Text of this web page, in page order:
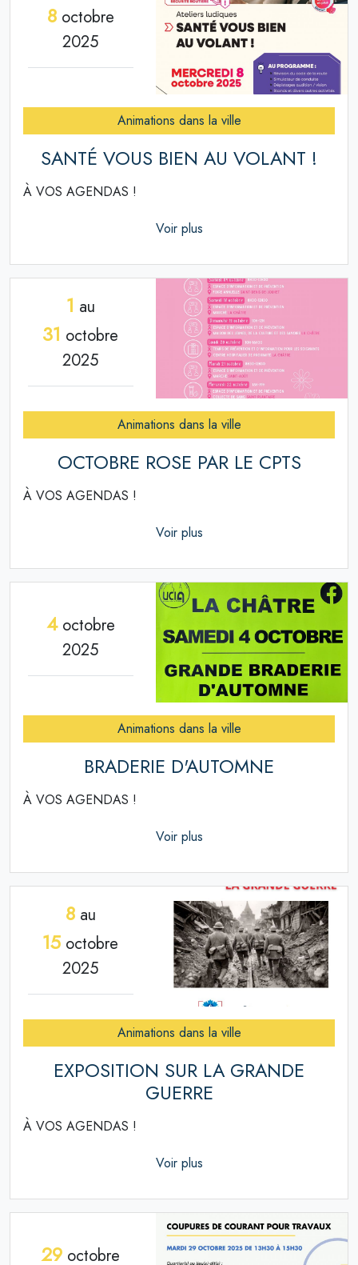
8octobre
2025
Animations dans la ville
SANTÉ VOUS BIEN AU VOLANT !
À VOS AGENDAS !
Voir plus
1 au
31 octobre
2025
Animations dans la ville
OCTOBRE ROSE PAR LE CPTS
À VOS AGENDAS !
Voir plus
4octobre
2025
Animations dans la ville
BRADERIE D'AUTOMNE
À VOS AGENDAS !
Voir plus
8au
15 octobre
2025
Animations dans la ville
EXPOSITION SUR LA GRANDE
GUERRE
À VOS AGENDAS !
Voir plus
29octobre